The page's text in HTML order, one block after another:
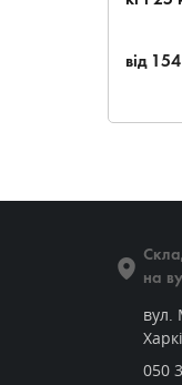
від 154
на
вул.
050